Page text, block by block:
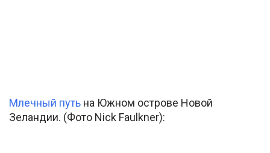
Млечный путь на Южном острове Новой
Зеландии. (Фото Nick Faulkner):